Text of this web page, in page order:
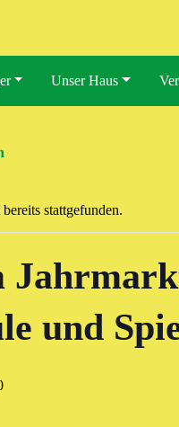
Unser Haus
stattgefunden.
und